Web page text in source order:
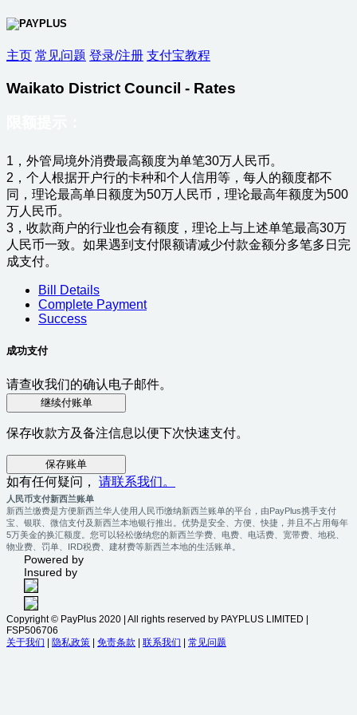
主页 常见问题 登录/注册 支付宝教程
Waikato District Council - Rates
1，外管局境外消费最高额度为单笔30万人民币。
2，个人根据开户行的卡种和个人信用等，每人的额度都不
同，理论最高单日额度为50万人民币，理论最高年额度为500
万人民币。
3，收款商户的行业也会有额度，理论上与上述单笔最高30万
人民币一致。如果遇到支付限额请减少付款金额分多笔多日完
成支付。
Bill Details
Complete Payment
Success
成功支付
请查收我们的确认电子邮件。
继续付账单
保存收款方及备注信息以便下次快速支付。
保存账单
如有任何疑问， 请联系我们。
人民币支付新西兰账单
新西兰缴费是方便新西兰华人使用人民币缴纳新西兰账单的平台，由PayPlus携手支付
宝、银联、微信支付及新西兰本地银行推出。优势是安全、方便、快捷，并且不占用每年
5万美金的换汇额度。您可以轻松缴纳您的新西兰学费、电费、电话费、宽带费、地税、
物业费、罚单、IRD税费、建材费等新西兰本地的生活账单。
Powered by
Insured by
Copyright © PayPlus 2020 | All rights reserved by PAYPLUS LIMITED |
FSP506706
关于我们 | 隐私政策 | 免责条款 | 联系我们 | 常见问题